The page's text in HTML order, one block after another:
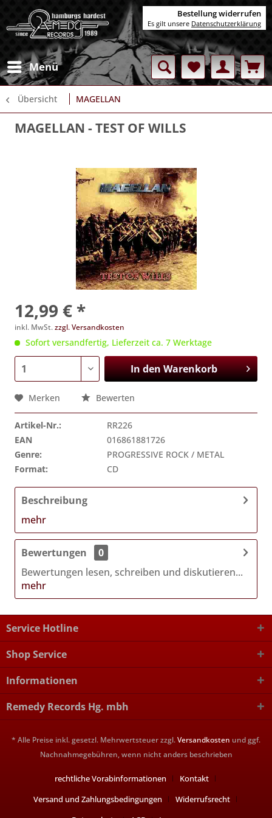
Menü
Übersicht MAGELLAN
MAGELLAN - TEST OF WILLS
12,99 € *
inkl. MwSt.zzgl. Versandkosten
Sofort versandfertig, Lieferzeit ca. 7 Werktage
In denWarenkorb
Merken Bewerten
Artikel-Nr.:
RR226
EAN
016861881726
Genre:
PROGRESSIVE ROCK / METAL
Format:
CD
Beschreibung
mehr
Bewertungen
0
Bewertungen lesen, schreiben und diskutieren...
mehr
Service Hotline
Shop Service
Informationen
Remedy Records Hg. mbh
* Alle Preise inkl. gesetzl. Mehrwertsteuer zzgl.Versandkosten und ggf.
Nachnahmegebühren, wenn nicht anders beschrieben
rechtliche Vorabinformationen
Kontakt
Versand und Zahlungsbedingungen
Widerrufsrecht
Bestellung widerrufen
Es gilt unsere Datenschutzerklärung